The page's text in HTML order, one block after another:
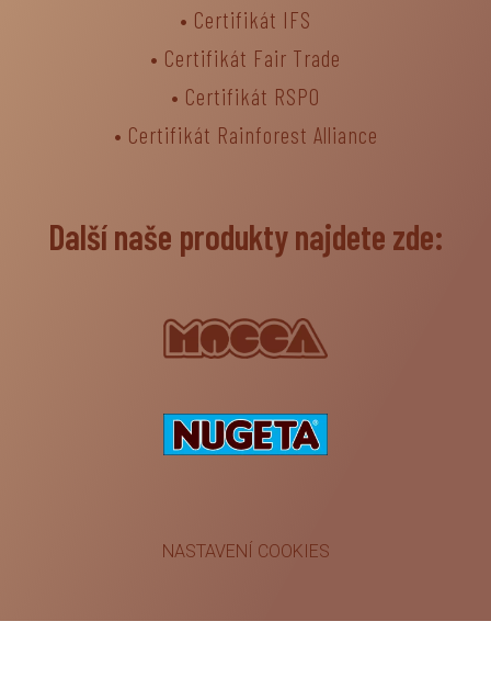
• Certifikát IFS
• Certifikát Fair Trade
• Certifikát RSPO
• Certifikát Rainforest Alliance
Další naše produkty najdete zde:
NASTAVENÍ COOKIES